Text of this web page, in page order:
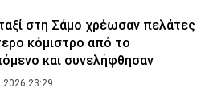
στη Σάμο χρέωσαν πελάτες
κόμιστρο από το
και συνελήφθησαν
2026 23:29